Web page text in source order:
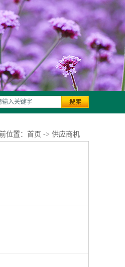
位置： 首页 -> 供应商机